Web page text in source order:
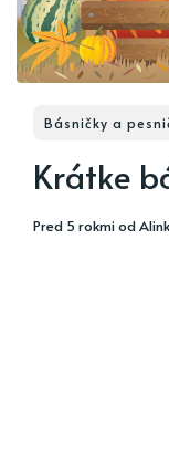
Básničky a
Krátke
pred 5 rokmiod